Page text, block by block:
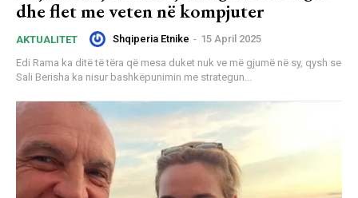
dhe flet me veten në kompjuter
AKTUALITET Shqiperia Etnike - 15 April 2025
Edi Rama ka ditë të tëra që mesa duket nuk ve më gjumë në sy, qysh se
Sali Berisha ka nisur bashkëpunimin me strategun...